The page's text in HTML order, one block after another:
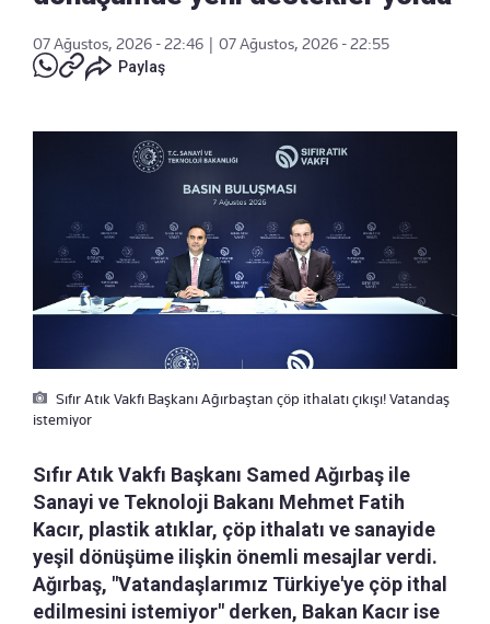
07 Ağustos, 2026 - 22:46
07 Ağustos, 2026 - 22:55
Paylaş
Sıfır Atık Vakfı Başkanı Ağırbaştan çöp ithalatı çıkışı! Vatandaş
istemiyor
Sıfır Atık Vakfı Başkanı Samed Ağırbaş ile
Sanayi ve Teknoloji Bakanı Mehmet Fatih
Kacır, plastik atıklar, çöp ithalatı ve sanayide
yeşil dönüşüme ilişkin önemli mesajlar verdi.
Ağırbaş, "Vatandaşlarımız Türkiye'ye çöp ithal
edilmesini istemiyor" derken, Bakan Kacır ise